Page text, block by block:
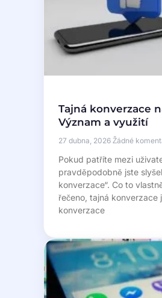
Tajná konverzace
Význam a využití
27 dubna, 2026 Žádné
Pokud patříte mezi
pravděpodobně jste
konverzace“. Co to
řečeno, tajná konverzace
konverzace